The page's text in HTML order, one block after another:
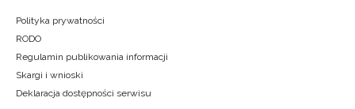
Polityka prywatności
RODO
Regulamin publikowania informacji
Skargi i wnioski
Deklaracja dostępności serwisu